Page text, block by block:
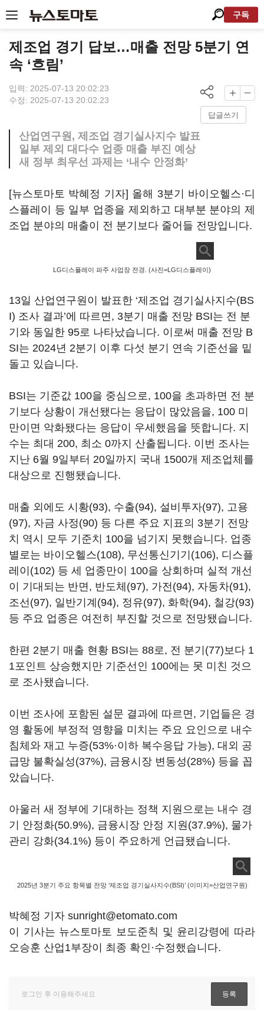
구독
제조업 경기 답보…매출 전망 5분기 연
속 ‘흐림’
입력: 2025-07-13 20:02:23
수정: 2025-07-13 20:02:23
답글쓰기
산업연구원, 제조업 경기실사지수 발표
일부 제외 대다수 업종 매출 부진 예상
새 정부 최우선 과제는 ‘내수 안정화’
[뉴스토마토 박혜정 기자] 올해 3분기 바이오헬스·디
스플레이 등 일부 업종을 제외하고 대부분 분야의 제
조업 분야의 매출이 전 분기보다 줄어들 전망입니다.
LG디스플레이 파주 사업장 전경. (사진=LG디스플레이)
13일 산업연구원이 발표한 ‘제조업 경기실사지수(BS
I) 조사 결과’에 따르면, 3분기 매출 전망 BSI는 전 분
기와 동일한 95로 나타났습니다. 이로써 매출 전망 B
SI는 2024년 2분기 이후 다섯 분기 연속 기준선을 밑
돌고 있습니다.
BSI는 기준값 100을 중심으로, 100을 초과하면 전 분
기보다 상황이 개선됐다는 응답이 많았음을, 100 미
만이면 악화됐다는 응답이 우세했음을 뜻합니다. 지
수는 최대 200, 최소 0까지 산출됩니다. 이번 조사는
지난 6월 9일부터 20일까지 국내 1500개 제조업체를
대상으로 진행됐습니다.
매출 외에도 시황(93), 수출(94), 설비투자(97), 고용
(97), 자금 사정(90) 등 다른 주요 지표의 3분기 전망
치 역시 모두 기준치 100을 넘기지 못했습니다. 업종
별로는 바이오헬스(108), 무선통신기기(106), 디스플
레이(102) 등 세 업종만이 100을 상회하며 실적 개선
이 기대되는 반면, 반도체(97), 가전(94), 자동차(91),
조선(97), 일반기계(94), 정유(97), 화학(94), 철강(93)
등 주요 업종은 여전히 부진할 것으로 전망됐습니다.
한편 2분기 매출 현황 BSI는 88로, 전 분기(77)보다 1
1포인트 상승했지만 기준선인 100에는 못 미친 것으
로 조사됐습니다.
이번 조사에 포함된 설문 결과에 따르면, 기업들은 경
영 활동에 부정적 영향을 미치는 주요 요인으로 내수
침체와 재고 누증(53%·이하 복수응답 가능), 대외 공
급망 불확실성(37%), 금융시장 변동성(28%) 등을 꼽
았습니다.
아울러 새 정부에 기대하는 정책 지원으로는 내수 경
기 안정화(50.9%), 금융시장 안정 지원(37.9%), 물가
관리 강화(34.1%) 등이 주요하게 언급됐습니다.
2025년 3분기 주요 항목별 전망 ‘제조업 경기실사지수(BSI)’ (이미지=산업연구원)
박혜정 기자 sunright@etomato.com
이 기사는 뉴스토마토 보도준칙 및 윤리강령에 따라
오승훈 산업1부장이 최종 확인·수정했습니다.